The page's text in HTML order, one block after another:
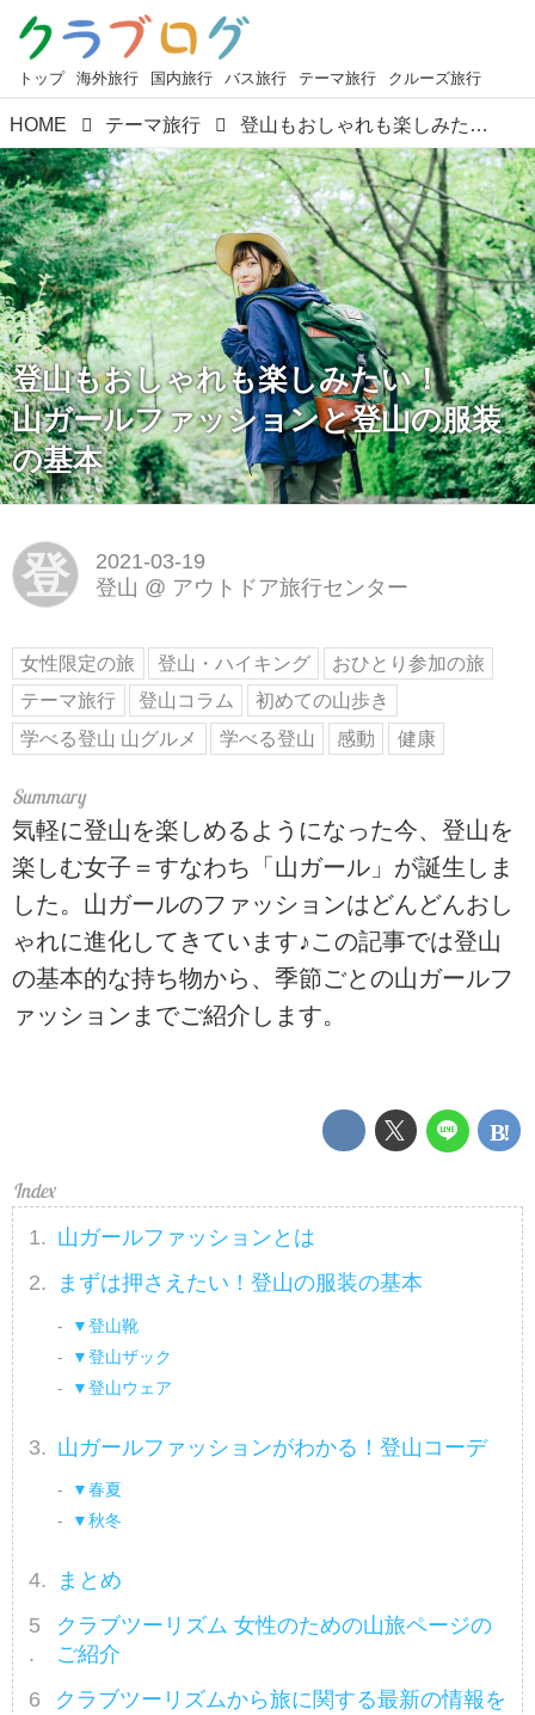
トップ 海外旅行 国内旅行 バス旅行 テーマ旅行 クルーズ旅行
HOME テーマ旅行 登山もおしゃれも楽しみたい！ 山ガールファッションと登山の服装の基本
登山もおしゃれも楽しみたい！
山ガールファッションと登山の服装
の基本
登
2021-03-19
登山 @ アウトドア旅行センター
女性限定の旅 登山・ハイキング
おひとり参加の旅
テーマ旅行
登山コラム
初めての山歩き
学べる登山 山グルメ
学べる登山 感動 健康
気軽に登山を楽しめるようになった今、登山を
楽しむ女子＝すなわち「山ガール」が誕生しま
した。山ガールのファッションはどんどんおし
ゃれに進化してきています♪この記事では登山
の基本的な持ち物から、季節ごとの山ガールフ
ァッションまでご紹介します。
山ガールファッションとは
まずは押さえたい！登山の服装の基本
▼登山靴
▼登山ザック
▼登山ウェア
山ガールファッションがわかる！登山コーデ
▼春夏
▼秋冬
まとめ
クラブツーリズム 女性のための山旅ページの
ご紹介
クラブツーリズムから旅に関する最新の情報を